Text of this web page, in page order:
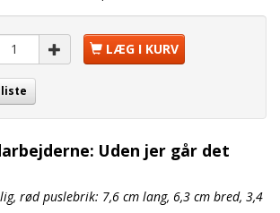
LÆG I KURV
Uden jer går det
rød puslebrik: 7,6 cm lang, 6,3 cm bred, 3,4